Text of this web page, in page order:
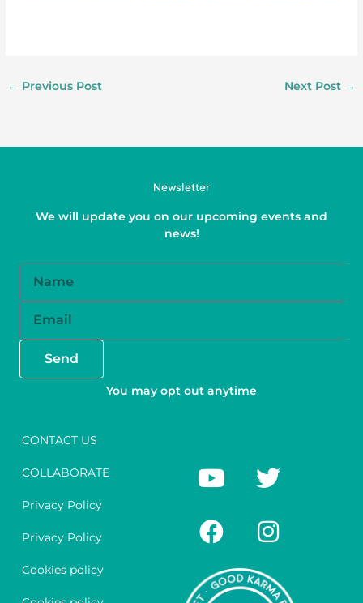
← Previous Post Next Post →
Newsletter
We will update you on our upcoming events and
news!
Send
You may opt out anytime
CONTACT US
COLLABORATE
Privacy Policy
Privacy Policy
Cookies policy
Y
o
t
b
T
w
t
e
F
a
e
o
I
n
t
g